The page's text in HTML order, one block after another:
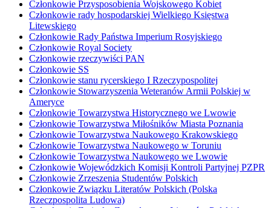
Członkowie Przysposobienia Wojskowego Kobiet
Członkowie rady hospodarskiej Wielkiego Księstwa
Litewskiego
Członkowie Rady Państwa Imperium Rosyjskiego
Członkowie Royal Society
Członkowie rzeczywiści PAN
Członkowie SS
Członkowie stanu rycerskiego I Rzeczypospolitej
Członkowie Stowarzyszenia Weteranów Armii Polskiej w
Ameryce
Członkowie Towarzystwa Historycznego we Lwowie
Członkowie Towarzystwa Miłośników Miasta Poznania
Członkowie Towarzystwa Naukowego Krakowskiego
Członkowie Towarzystwa Naukowego w Toruniu
Członkowie Towarzystwa Naukowego we Lwowie
Członkowie Wojewódzkich Komisji Kontroli Partyjnej PZPR
Członkowie Zrzeszenia Studentów Polskich
Członkowie Związku Literatów Polskich (Polska
Rzeczpospolita Ludowa)